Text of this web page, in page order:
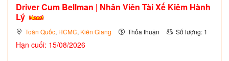
Driver Cum Bellman | Nhân Viên Tài Xế Kiêm Hành
Lý
Toàn Quốc, HCMC, Kiên Giang Thỏa thuận Số lượng: 1
Hạn cuối: 15/08/2026